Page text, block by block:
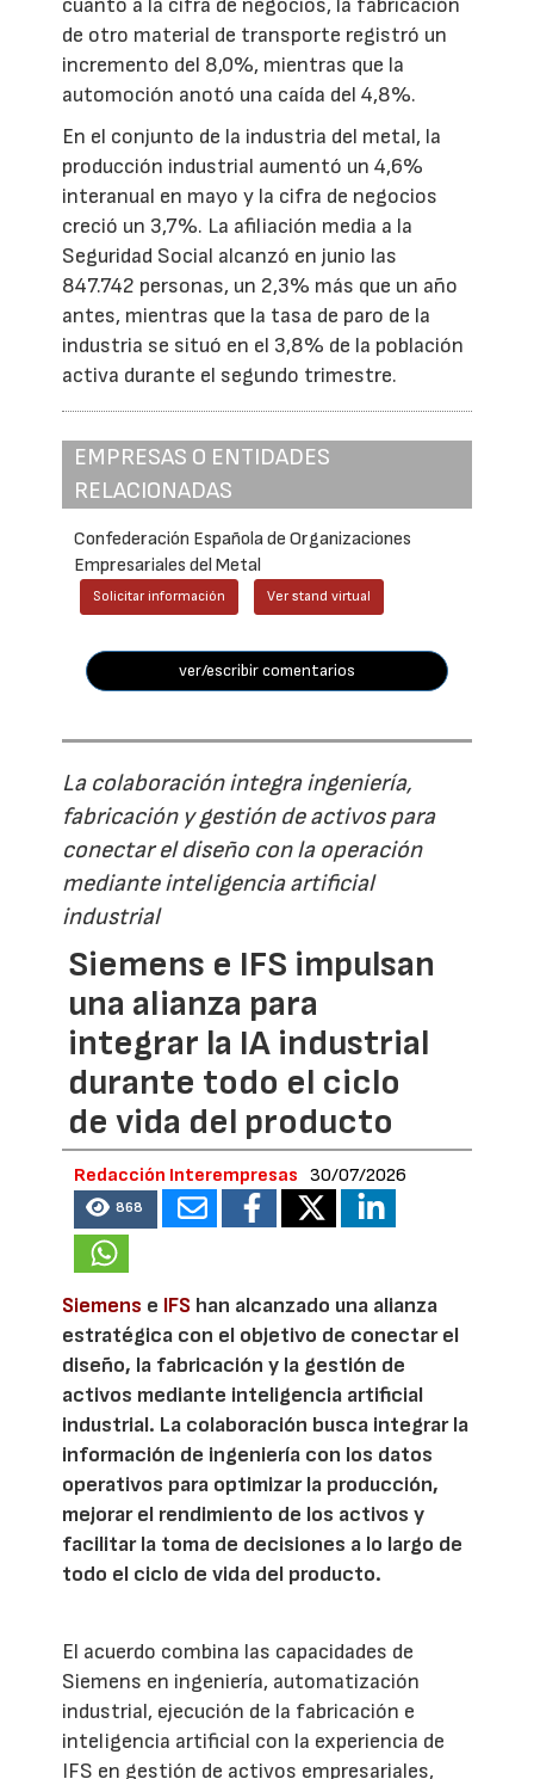
de otro material de transporte registró un
incremento del 8,0%, mientras que la
automoción anotó una caída del 4,8%.
En el conjunto de la industria del metal, la
producción industrial aumentó un 4,6%
interanual en mayo y la cifra de negocios
creció un 3,7%. La afiliación media a la
Seguridad Social alcanzó en junio las
847.742 personas, un 2,3% más que un año
antes, mientras que la tasa de paro de la
industria se situó en el 3,8% de la población
activa durante el segundo trimestre.
EMPRESAS O ENTIDADES
RELACIONADAS
Confederación Española de Organizaciones
Empresariales del Metal
Solicitar información Ver stand virtual
ver/escribir comentarios
La colaboración integra ingeniería,
fabricación y gestión de activos para
conectar el diseño con la operación
mediante inteligencia artificial
industrial
Siemens e IFS impulsan
una alianza para
integrar la IA industrial
durante todo el ciclo
de vida del producto
Redacción Interempresas 30/07/2026
868
Siemens e IFS han alcanzado una alianza
estratégica con el objetivo de conectar el
diseño, la fabricación y la gestión de
activos mediante inteligencia artificial
industrial. La colaboración busca integrar la
información de ingeniería con los datos
operativos para optimizar la producción,
mejorar el rendimiento de los activos y
facilitar la toma de decisiones a lo largo de
todo el ciclo de vida del producto.
El acuerdo combina las capacidades de
Siemens en ingeniería, automatización
industrial, ejecución de la fabricación e
inteligencia artificial con la experiencia de
IFS en gestión de activos empresariales,